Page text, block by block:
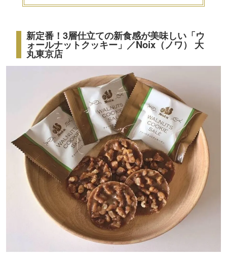
新定番！3層仕立ての新食感が美味しい「ウ
ォールナットクッキー」／Noix（ノワ） 大
丸東京店